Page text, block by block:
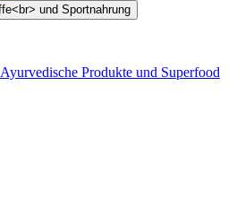
Ayurvedische Produkte und Superfood